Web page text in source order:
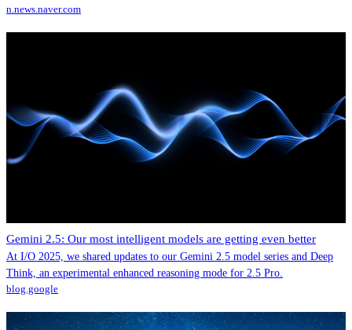
n.news.naver.com
Gemini 2.5: Our most intelligent models are getting even better
At I/O 2025, we shared updates to our Gemini 2.5 model series and Deep
Think, an experimental enhanced reasoning mode for 2.5 Pro.
blog.google